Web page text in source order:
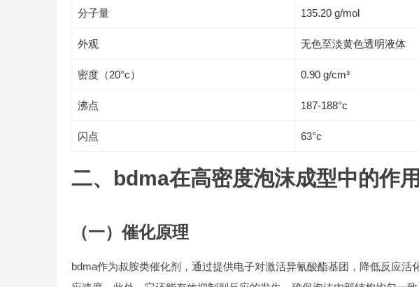
分子量 135.20 g/mol
外观 无色至淡黄色透明液体
密度（20°c） 0.90 g/cm³
沸点 187-188°c
闪点 63°c
二、bdma在高密度泡沫成型中的作
（一）催化原理
bdma作为叔胺类催化剂，通过提供电子对激活异氰酸酯基团，降低反应